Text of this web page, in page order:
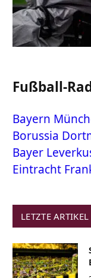
Fußball-
Bayern
Borussia
Bayer
Eintracht
LETZTE ARTIKEL